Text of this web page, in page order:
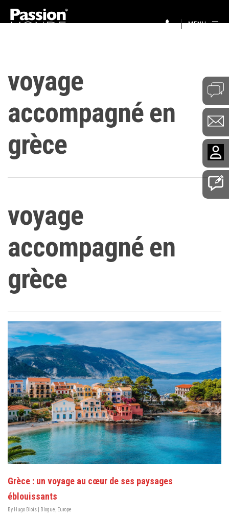
MENU
voyage
accompagné en
grèce
voyage
accompagné en
grèce
Grèce : un voyage au cœur de ses paysages
éblouissants
By Hugo Blois Blogue Europe